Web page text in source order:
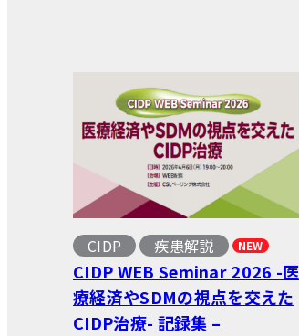
CIDP 疾患解説 NEW
CIDP WEB Seminar 2026 -医
療経済やSDMの視点を交えた
CIDP治療- 記録集 –